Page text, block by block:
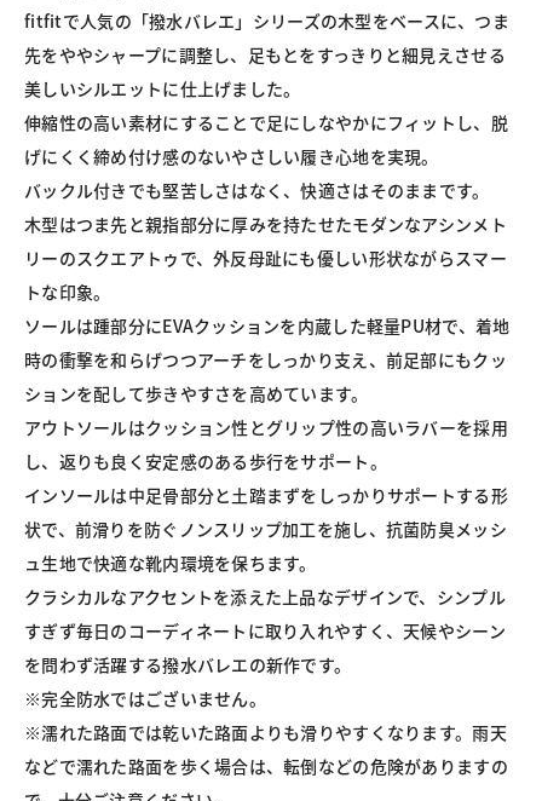
fitfitで人気の「撥水バレエ」シリーズの木型をベースに、つま
先をややシャープに調整し、足もとをすっきりと細見えさせる
美しいシルエットに仕上げました。
伸縮性の高い素材にすることで足にしなやかにフィットし、脱
げにくく締め付け感のないやさしい履き心地を実現。
バックル付きでも堅苦しさはなく、快適さはそのままです。
木型はつま先と親指部分に厚みを持たせたモダンなアシンメト
リーのスクエアトゥで、外反母趾にも優しい形状ながらスマー
トな印象。
ソールは踵部分にEVAクッションを内蔵した軽量PU材で、着地
時の衝撃を和らげつつアーチをしっかり支え、前足部にもクッ
ションを配して歩きやすさを高めています。
アウトソールはクッション性とグリップ性の高いラバーを採用
し、返りも良く安定感のある歩行をサポート。
インソールは中足骨部分と土踏まずをしっかりサポートする形
状で、前滑りを防ぐノンスリップ加工を施し、抗菌防臭メッシ
ュ生地で快適な靴内環境を保ちます。
クラシカルなアクセントを添えた上品なデザインで、シンプル
すぎず毎日のコーディネートに取り入れやすく、天候やシーン
を問わず活躍する撥水バレエの新作です。
※完全防水ではございません。
※濡れた路面では乾いた路面よりも滑りやすくなります。雨天
などで濡れた路面を歩く場合は、転倒などの危険がありますの